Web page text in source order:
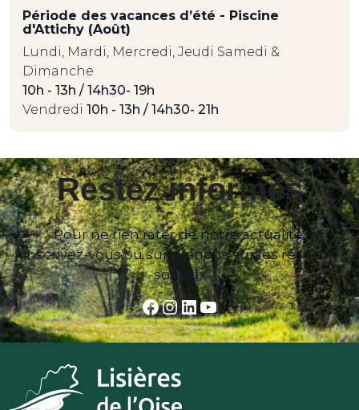
Période des vacances d’été - Piscine
d'Attichy (Août)
Lundi, Mardi, Mercredi, Jeudi Samedi &
Dimanche
10h - 13h / 14h30- 19h
Vendredi 10h - 13h / 14h30- 21h
Restez informés
Pour ne rien rater de notre actualité,
inscrivez-vous ou suivez-nous sur les réseaux
sociaux
Facebook
Instagram
LinkedIn
YouTube